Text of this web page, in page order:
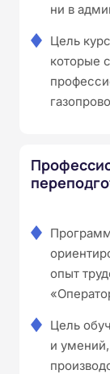
ни в
Цель
которые
опыт
Цель
и